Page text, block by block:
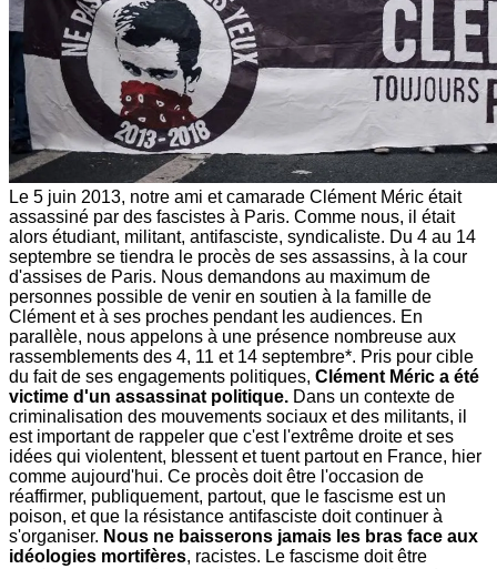
Le 5 juin 2013, notre ami et camarade Clément Méric était
assassiné par des fascistes à Paris. Comme nous, il était
alors étudiant, militant, antifasciste, syndicaliste. Du 4 au 14
septembre se tiendra le procès de ses assassins, à la cour
d'assises de Paris. Nous demandons au maximum de
personnes possible de venir en soutien à la famille de
Clément et à ses proches pendant les audiences. En
parallèle, nous appelons à une présence nombreuse aux
rassemblements des 4, 11 et 14 septembre*. Pris pour cible
du fait de ses engagements politiques, Clément Méric a été
victime d'un assassinat politique. Dans un contexte de
criminalisation des mouvements sociaux et des militants, il
est important de rappeler que c'est l'extrême droite et ses
idées qui violentent, blessent et tuent partout en France, hier
comme aujourd'hui. Ce procès doit être l'occasion de
réaffirmer, publiquement, partout, que le fascisme est un
poison, et que la résistance antifasciste doit continuer à
s'organiser. Nous ne baisserons jamais les bras face aux
idéologies mortifères, racistes. Le fascisme doit être